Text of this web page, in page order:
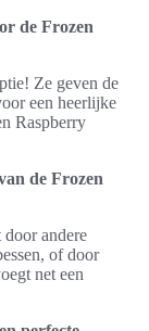
de Frozen
Ze geven de
een heerlijke
Raspberry
de Frozen
andere
of door
net een